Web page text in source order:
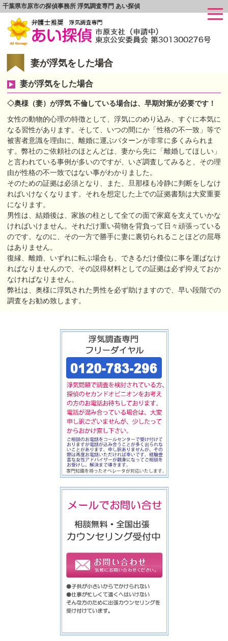
千葉県市原市の探偵事務所 浮気調査専門 あい探偵
妻が浮気をした場合
妻が浮気をした場合
◇奥様（妻）が浮気 不倫している場合は、早期対策が必要です！
女性の動物的心理の特徴として、浮気にのめり込み、すぐに本気に
なる習性があります。そして、いつの間にか「性格の不一致」等で
被害者意識を理由に、離婚に運ぶパターンが非常に多くみられま
す。弊社のご依頼社のほとんどは、妻から先に「離婚してほしい」
と言われている事例が多いのですが、いざ調査してみると、その理
由が性格の不一致ではない事がわかりました。
そのための証拠は必須となり、また、旦那様も冷静に判断をしなけ
ればいけなくなります。それを想定した上での証拠書類は大変重要
になります。
男性は、結婚後は、家族の柱として全ての面で家庭を支えていかな
ければいけません。それだけ重い荷物を背負って日々頑張っている
のです。なのに、その一方で勝手に妻に裏切られることほどの屈辱
はありません。
復縁、離婚、いずれに転ぶ場合も、できるだけ優位に事を運ばなけ
ればなりませんので、その説得材料としての証拠は必ず抑えておか
なければなりません。
弊社は、奥様に浮気された男性を必ず助けますので、早い段階での
調査をお勧め致します。